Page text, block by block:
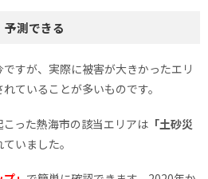
測できる
すが、実際に被害が大きかったエリ
ていることが多いものです。
った熱海市の該当エリアは 「土砂災
いました。